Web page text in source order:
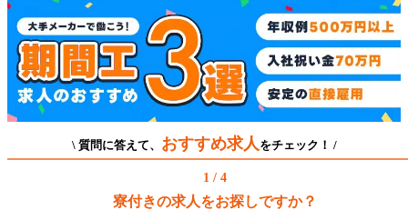
\ 質問に答えて、 おすすめ求人 をチェック！ /
1 / 4
寮付きの求人をお探しですか？